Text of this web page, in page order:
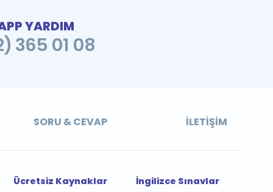
YARDIM
365 01 08
SORU & CEVAP İLETIŞIM
Ücretsiz Kaynaklar
İngilizce Sınavlar